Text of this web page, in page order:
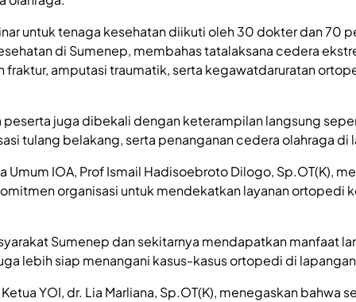
untuk tenaga kesehatan diikuti oleh 30 dokter dan 70
di Sumenep, membahas tatalaksana cedera
fraktur, amputasi traumatik, serta kegawatdaruratan
peserta juga dibekali dengan keterampilan langsung
tulang belakang, serta penanganan cedera olahraga di
Umum IOA, Prof Ismail Hadisoebroto Dilogo, Sp.OT(K),
organisasi untuk mendekatkan layanan ortopedi
Sumenep dan sekitarnya mendapatkan manfaat
lebih siap menangani kasus-kasus ortopedi di
YOI, dr. Lia Marliana, Sp.OT(K), menegaskan bahwa